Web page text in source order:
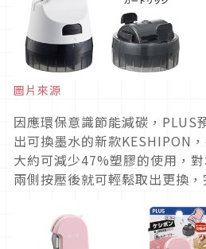
圖片來源
因應環保意識節能減碳，PLUS
出可換墨水的新款KESHIPON
大約可減少47%塑膠的使用，
兩側按壓後就可輕鬆取出更換